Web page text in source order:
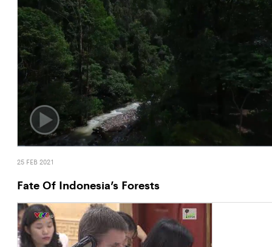
25 FEB 2021
Fate Of Indonesia’s Forests